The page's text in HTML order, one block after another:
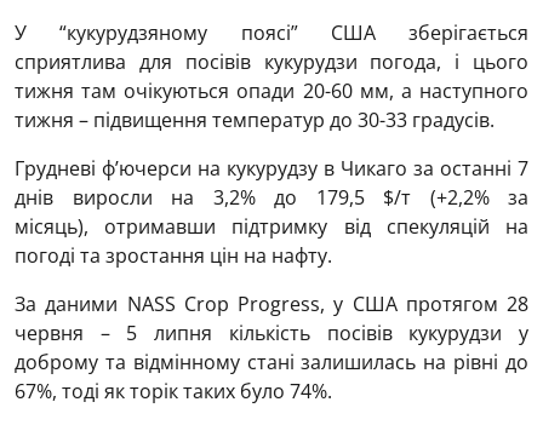
У “кукурудзяному поясі” США зберігається
сприятлива для посівів кукурудзи погода, і цього
тижня там очікуються опади 20-60 мм, а наступного
тижня – підвищення температур до 30-33 градусів.
Грудневі ф’ючерси на кукурудзу в Чикаго за останні 7
днів виросли на 3,2% до 179,5 $/т (+2,2% за
місяць), отримавши підтримку від спекуляцій на
погоді та зростання цін на нафту.
За даними NASS Crop Progress, у США протягом 28
червня – 5 липня кількість посівів кукурудзи у
доброму та відмінному стані залишилась на рівні до
67%, тоді як торік таких було 74%.